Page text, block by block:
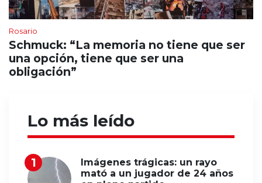
Rosario
Schmuck: “La memoria no tiene que ser
una opción, tiene que ser una
obligación”
Lo más leído
Imágenes trágicas: un rayo
mató a un jugador de 24 años